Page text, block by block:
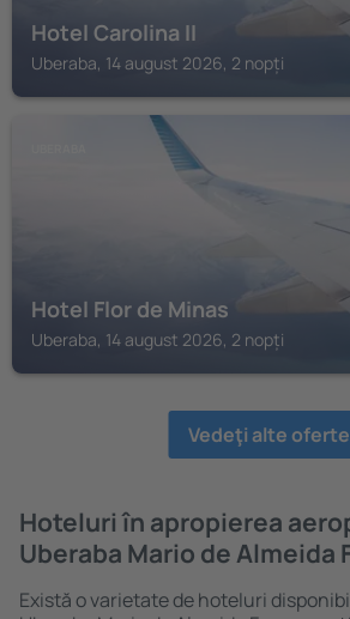
Hotel Carolina II
Uberaba, 14 august 2026, 2 nopți
Hotel Flor de Minas
Uberaba, 14 august 2026, 2 nopți
Vedeţi alte oferte
Hoteluri în apropierea
Uberaba Mario de Almeida
Există o varietate de hoteluri